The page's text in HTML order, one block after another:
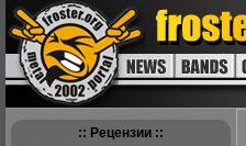
:: Рецензии ::